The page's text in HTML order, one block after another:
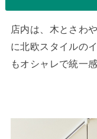
店内は、木とさわ
に北欧スタイルの
もオシャレで統一